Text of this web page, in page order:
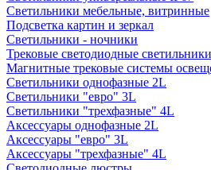
Светильники мебельные, витринные
Подсветка картин и зеркал
Светильники - ночники
Трековые светодиодные светильники
Магнитные трековые системы
Светильники однофазные 2L
Светильники "евро" 3L
Светильники "трехфазные" 4L
Аксессуары однофазные 2L
Аксессуары "евро" 3L
Аксессуары "трехфазные" 4L